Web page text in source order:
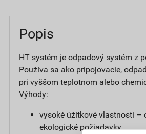
Popis
HT systém je odpadový systém z
Používa sa ako pripojovacie,
pri vyššom teplotnom alebo
Výhody:
vysoké úžitkové vlastnosti –
ekologické požiadavky,